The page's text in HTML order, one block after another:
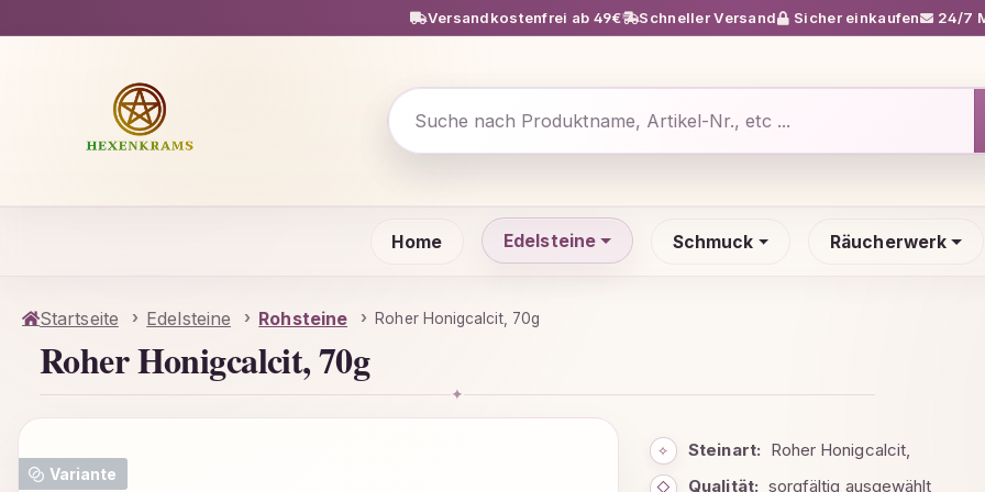
Versandkostenfrei ab 49€ Schneller Versand Sicher einkaufen 24/7
Home Edelsteine Schmuck Räucherwerk
Startseite Edelsteine Rohsteine Roher Honigcalcit, 70g
Roher Honigcalcit, 70g
✦
Variante
✧ Steinart: Roher Honigcalcit,
◇ Qualität: sorgfältig ausgewählt